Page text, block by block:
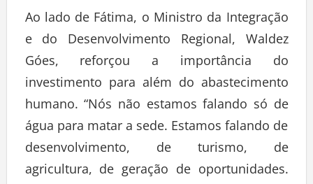
Ao lado de Fátima, o Ministro da Integração
e do Desenvolvimento Regional, Waldez
Góes, reforçou a importância do
investimento para além do abastecimento
humano. “Nós não estamos falando só de
água para matar a sede. Estamos falando de
desenvolvimento, de turismo, de
agricultura, de geração de oportunidades.